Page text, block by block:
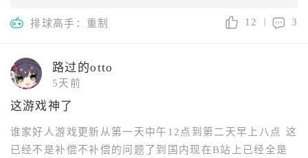
排球高手：重制
12 3
路过的otto
5天前
这游戏神了
谁家好人游戏更新从第一天中午12点到第二天早上八点 这
已经不是补偿不补偿的问题了到国内现在B站上已经全是